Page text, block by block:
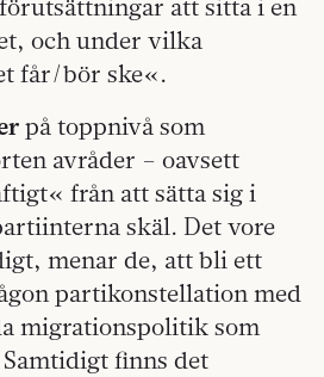
att sitta i en
och under vilka
får/bör ske«.
på toppnivå som
avråder – oavsett
från att sätta sig i
skäl. Det vore
menar de, att bli ett
partikonstellation med
migrationspolitik som
finns det